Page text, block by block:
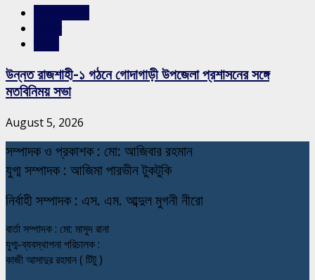
উন্নত রাজশাহী-১ গঠনে গোদাগাড়ী উপজেলা প্রশাসনের সঙ্গে
মতবিনিময় সভা
August 5, 2026
সম্পাদক ও প্রকাশক : মো: আজিবার রহমান
যুগ্ম সম্পাদক : আজিমা পারভীন টুকটুকি
নির্বাহী সম্পাদক : এস. এম. আব্দুল মুগনী নীরো
বার্তা সম্পাদক : মো: মাসুদ রানা
যুগ্ম-ব্যবস্থাপনা পরিচালক :
কাজী আসাদুর রহমান ( টিটু )